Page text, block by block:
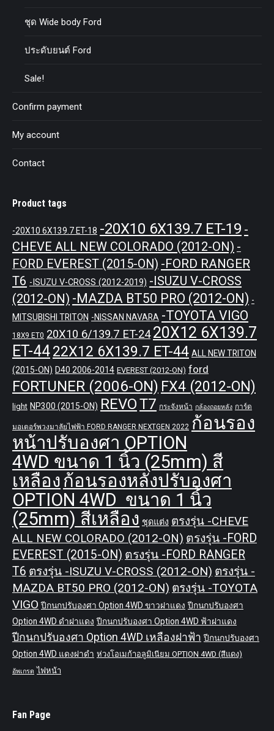
ชุด Wide body Ford
ประดับยนต์ Ford
Sale!
Confirm payment
My account
Contact
Product tags
-20X10 6X139.7 ET-18 -20X10 6X139.7 ET-19 -
CHEVE ALL NEW COLORADO (2012-ON) -
FORD EVEREST (2015-ON) -FORD RANGER
T6 -ISUZU V-CROSS (2012-2019) -ISUZU V-CROSS
(2012-ON) -MAZDA BT50 PRO (2012-ON) -
MITSUBISHI TRITON -NISSAN NAVARA -TOYOTA VIGO
18X9 ET0 20X10 6/139.7 ET-24 20X12 6X139.7
ET-4422X12 6X139.7 ET-44 ALL NEW TRITON
(2015-ON) D40 2006-2014 EVEREST (2012-ON) ford
FORTUNER (2006-ON) FX4 (2012-ON)
light NP300 (2015-ON) REVOT7 กระจังหน้า กล้องถอยหลัง การ์ด
มอเตอร์พวงมาลัยไฟฟ้า FORD RANGER NEXTGEN 2022 ก้อนรอง
หน้าปรับองศา OPTION
4WD ขนาด 1 นิ้ว (25mm) สี
เหลือง ก้อนรองหลังปรับองศา
OPTION 4WD ขนาด 1 นิ้ว
(25mm) สีเหลือง ชุดแต่ง ตรงรุ่น -CHEVE
ALL NEW COLORADO (2012-ON) ตรงรุ่น -FORD
EVEREST (2015-ON) ตรงรุ่น -FORD RANGER
T6 ตรงรุ่น -ISUZU V-CROSS (2012-ON) ตรงรุ่น -
MAZDA BT50 PRO (2012-ON) ตรงรุ่น -TOYOTA
VIGO ปีกนกปรับองศา Option 4WD ขาวฝาแดง ปีกนกปรับองศา
Option 4WD ดำฝาแดง ปีกนกปรับองศา Option 4WD ฟ้าฝาแดง
ปีกนกปรับองศา Option 4WD เหลืองฝาฟ้า ปีกนกปรับองศา
Option 4WD แดงฝาดำ ห่วงโอเมก้าอลูมิเนียม OPTION 4WD (สีแดง)
อัพเกรด ไฟหน้า
Fan Page